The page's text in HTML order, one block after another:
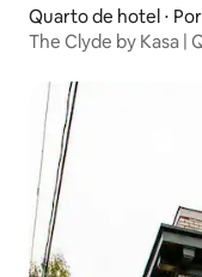
Quarto de hotel ⋅
The Clyde by Kasa |